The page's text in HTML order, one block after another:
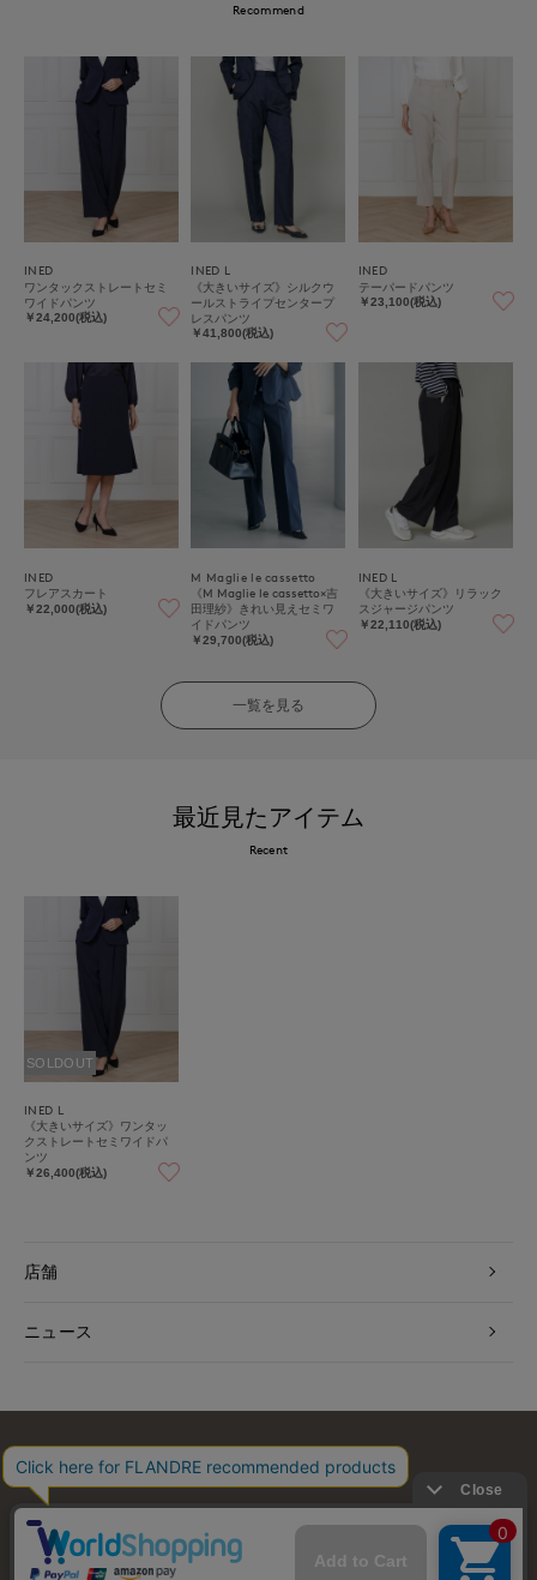
Recommend
INED
ワンタックストレートセミ
ワイドパンツ
￥24,200(税込)
INED L
《大きいサイズ》シルクウ
ールストライプセンタープ
レスパンツ
￥41,800(税込)
INED
テーパードパンツ
￥23,100(税込)
INED
フレアスカート
￥22,000(税込)
M Maglie le cassetto
《M Maglie le cassetto×吉
田理紗》きれい見えセミワ
イドパンツ
￥29,700(税込)
INED L
《大きいサイズ》リラック
スジャージパンツ
￥22,110(税込)
一覧を見る
最近見たアイテム
Recent
SOLDOUT
INED L
《大きいサイズ》ワンタッ
クストレートセミワイドパ
ンツ
￥26,400(税込)
店舗
ニュース
お問い合わせ 利用規約 会社概要 プライバシーポリシー
特定商取引・古物営業法に基づく表示 店舗リスト